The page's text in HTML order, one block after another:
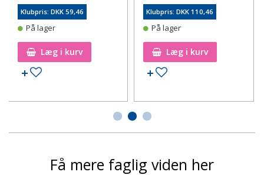
Klubpris: DKK 59,46
På lager
Læg i kurv
Tilføj til ønskeseddel
Klubpris: DKK 110,46
På lager
Læg i kurv
Tilføj til ønskeseddel
Få mere faglig viden her